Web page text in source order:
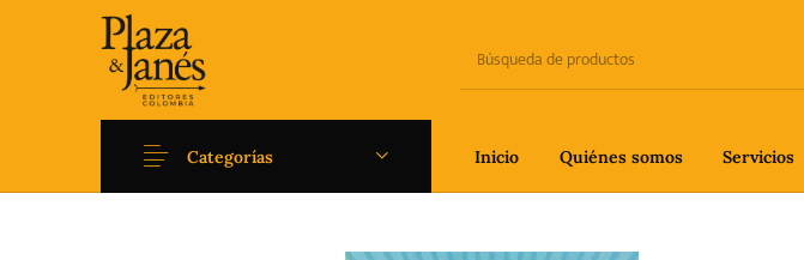
Inicio Quiénes somos Servicios
Categorías